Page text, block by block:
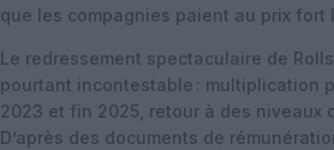
que les compagnies paient au prix
Le redressement spectaculaire de
pourtant incontestable : multiplication
2023 et fin 2025, retour à des niveaux
D’après des documents de